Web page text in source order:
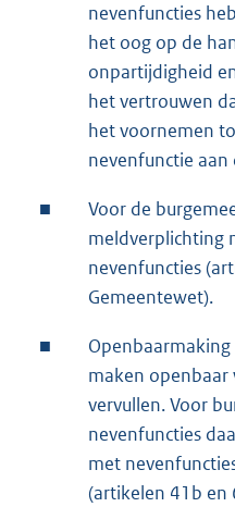
nevenfuncties
het oog op de
onpartijdigheid
het vertrouwen
het voornemen
nevenfunctie
■
Voor de
meldverplichting
nevenfuncties
Gemeentewet).
■
maken openbaar
vervullen. Voor
nevenfuncties
met
(artikelen 41b en